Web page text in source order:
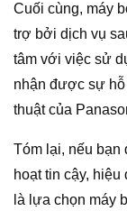
Cuối cùng, máy
trợ bởi dịch vụ
tâm với việc sử
nhận được sự hỗ
thuật của
Tóm lại, nếu bạn
hoạt tin cậy,
là lựa chọn máy